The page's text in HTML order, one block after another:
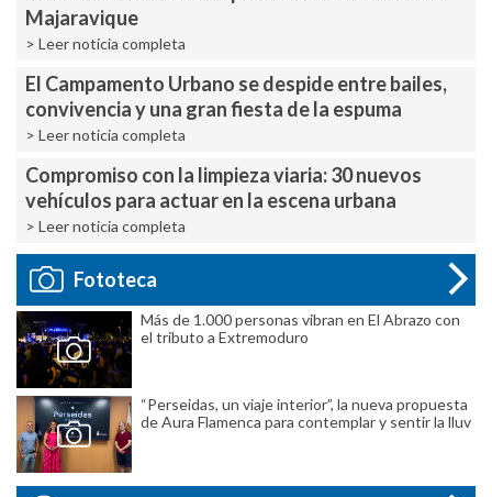
Majaravique
> Leer noticia completa
El Campamento Urbano se despide entre bailes,
convivencia y una gran fiesta de la espuma
> Leer noticia completa
Compromiso con la limpieza viaria: 30 nuevos
vehículos para actuar en la escena urbana
> Leer noticia completa
Fototeca
Más de 1.000 personas vibran en El Abrazo con
el tributo a Extremoduro
“Perseidas, un viaje interior”, la nueva propuesta
de Aura Flamenca para contemplar y sentir la lluv